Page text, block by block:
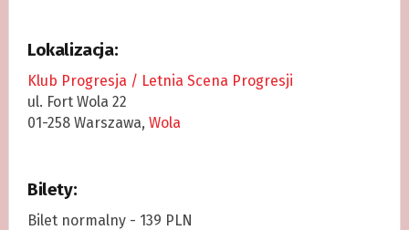
Lokalizacja:
Klub Progresja / Letnia Scena Progresji
ul. Fort Wola 22
01-258 Warszawa, Wola
Bilety:
Bilet normalny - 139 PLN